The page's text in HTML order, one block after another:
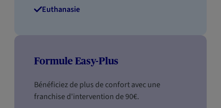
Euthanasie
Formule Easy-Plus
Bénéficiez de plus de confort avec une
franchise d'intervention de 90€.